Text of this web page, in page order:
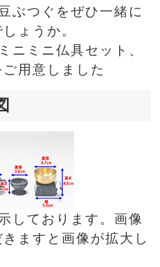
ぶつぐをぜひ一緒に
ょうか。
ニミニ仏具セット、
用意しました
しております。画像
ますと画像が拡大し